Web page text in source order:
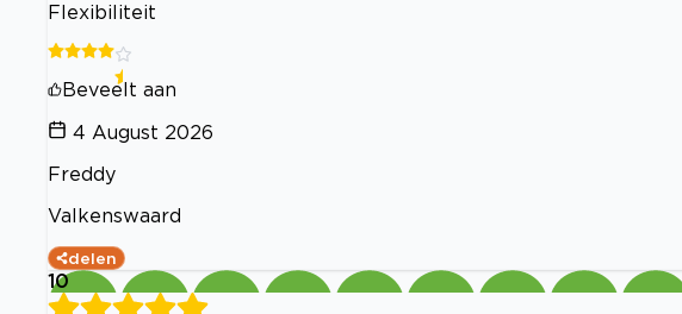
Flexibiliteit
Beveelt aan
4 August 2026
Freddy
Valkenswaard
delen
10